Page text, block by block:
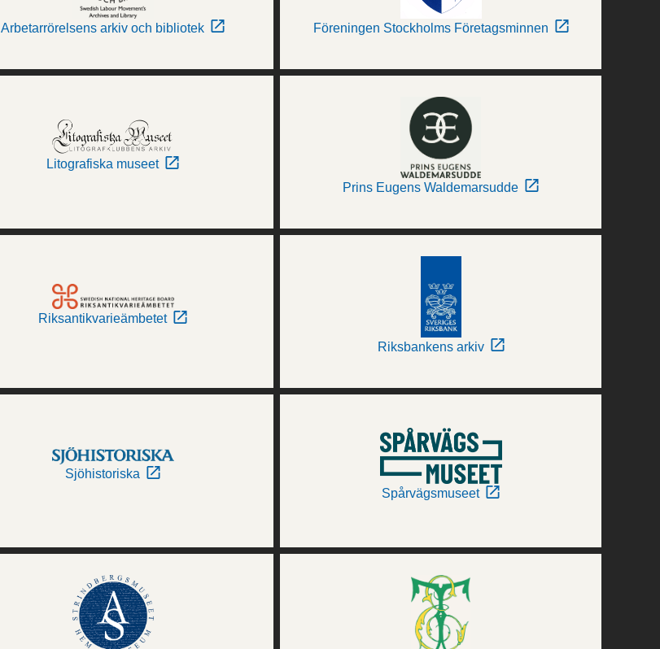
Arbetarrörelsens arkiv och bibliotek Föreningen Stockholms Företagsminnen
Litografiska museet
Prins Eugens Waldemarsudde
Riksantikvarieämbetet
Riksbankens arkiv
Sjöhistoriska
Spårvägsmuseet